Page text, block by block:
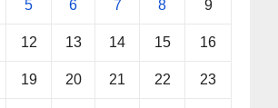
5 6 7 8 9
12 13 14 15 16
19 20 21 22 23